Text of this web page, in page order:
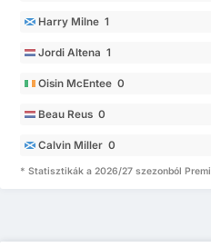
Harry Milne 1
Jordi Altena 1
Oisin McEntee 0
Beau Reus 0
Calvin Miller 0
* Statisztikák a 2026/27 szezonból